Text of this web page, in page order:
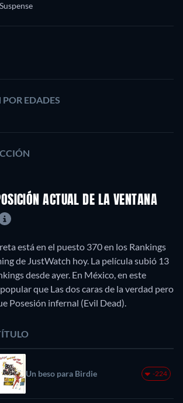
EDADES
ACTUAL DE LA VENTANA
está en el puesto 370 en los Rankings
de JustWatch hoy. La película subió 13
desde ayer. En México, en este
que Las dos caras de la verdad pero
Posesión infernal (Evil Dead).
Un beso para Birdie -224